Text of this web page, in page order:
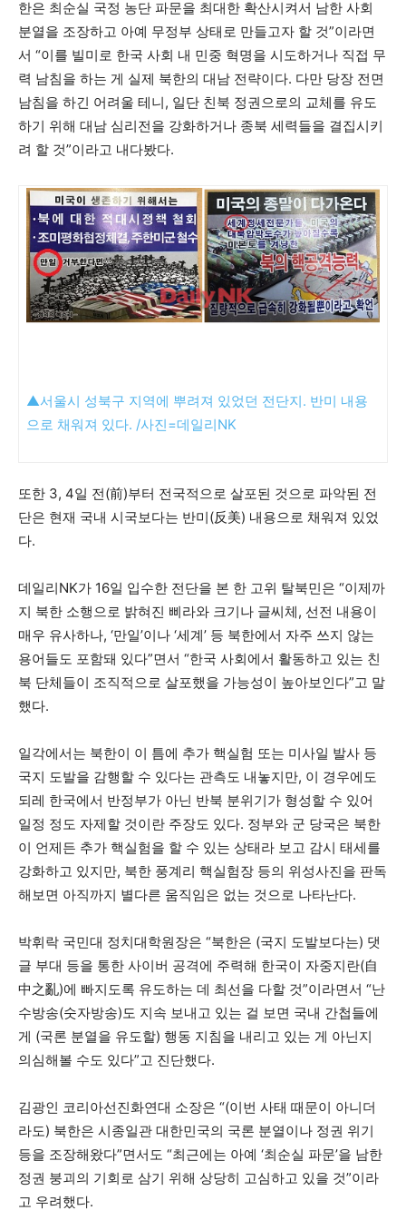
한은 최순실 국정 농단 파문을 최대한 확산시켜서 남한 사회
분열을 조장하고 아예 무정부 상태로 만들고자 할 것”이라면
서 “이를 빌미로 한국 사회 내 민중 혁명을 시도하거나 직접 무
력 남침을 하는 게 실제 북한의 대남 전략이다. 다만 당장 전면
남침을 하긴 어려울 테니, 일단 친북 정권으로의 교체를 유도
하기 위해 대남 심리전을 강화하거나 종북 세력들을 결집시키
려 할 것”이라고 내다봤다.
▲서울시 성북구 지역에 뿌려져 있었던 전단지. 반미 내용
으로 채워져 있다. /사진=데일리NK
또한 3, 4일 전(前)부터 전국적으로 살포된 것으로 파악된 전
단은 현재 국내 시국보다는 반미(反美) 내용으로 채워져 있었
다.
데일리NK가 16일 입수한 전단을 본 한 고위 탈북민은 “이제까
지 북한 소행으로 밝혀진 삐라와 크기나 글씨체, 선전 내용이
매우 유사하나, ‘만일’이나 ‘세계’ 등 북한에서 자주 쓰지 않는
용어들도 포함돼 있다”면서 “한국 사회에서 활동하고 있는 친
북 단체들이 조직적으로 살포했을 가능성이 높아보인다”고 말
했다.
일각에서는 북한이 이 틈에 추가 핵실험 또는 미사일 발사 등
국지 도발을 감행할 수 있다는 관측도 내놓지만, 이 경우에도
되레 한국에서 반정부가 아닌 반북 분위기가 형성할 수 있어
일정 정도 자제할 것이란 주장도 있다. 정부와 군 당국은 북한
이 언제든 추가 핵실험을 할 수 있는 상태라 보고 감시 태세를
강화하고 있지만, 북한 풍계리 핵실험장 등의 위성사진을 판독
해보면 아직까지 별다른 움직임은 없는 것으로 나타난다.
박휘락 국민대 정치대학원장은 “북한은 (국지 도발보다는) 댓
글 부대 등을 통한 사이버 공격에 주력해 한국이 자중지란(自
中之亂)에 빠지도록 유도하는 데 최선을 다할 것”이라면서 “난
수방송(숫자방송)도 지속 보내고 있는 걸 보면 국내 간첩들에
게 (국론 분열을 유도할) 행동 지침을 내리고 있는 게 아닌지
의심해볼 수도 있다”고 진단했다.
김광인 코리아선진화연대 소장은 “(이번 사태 때문이 아니더
라도) 북한은 시종일관 대한민국의 국론 분열이나 정권 위기
등을 조장해왔다”면서도 “최근에는 아예 ‘최순실 파문’을 남한
정권 붕괴의 기회로 삼기 위해 상당히 고심하고 있을 것”이라
고 우려했다.